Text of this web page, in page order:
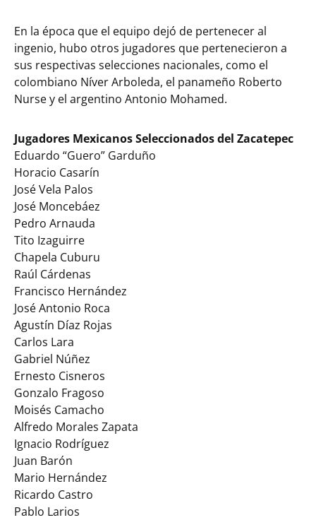
En la época que el equipo dejó de pertenecer al
ingenio, hubo otros jugadores que pertenecieron a
sus respectivas selecciones nacionales, como el
colombiano Níver Arboleda, el panameño Roberto
Nurse y el argentino Antonio Mohamed.
Jugadores Mexicanos Seleccionados del Zacatepec
Eduardo “Guero” Garduño
Horacio Casarín
José Vela Palos
José Moncebáez
Pedro Arnauda
Tito Izaguirre
Chapela Cuburu
Raúl Cárdenas
Francisco Hernández
José Antonio Roca
Agustín Díaz Rojas
Carlos Lara
Gabriel Núñez
Ernesto Cisneros
Gonzalo Fragoso
Moisés Camacho
Alfredo Morales Zapata
Ignacio Rodríguez
Juan Barón
Mario Hernández
Ricardo Castro
Pablo Larios